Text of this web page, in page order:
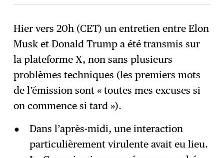
→ S'abonner
Hier vers 20h (CET) un entretien entre Elon
Musk et Donald Trump a été transmis sur
la plateforme X, non sans plusieurs
problèmes techniques (les premiers mots
de l’émission sont « toutes mes excuses si
on commence si tard »).
Dans l’après-midi, une interaction
particulièrement virulente avait eu lieu.